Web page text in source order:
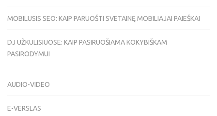
MOBILUSIS SEO: KAIP PARUOŠTI SVETAINĘ MOBILIAJAI PAIEŠKAI
DJ UŽKULISIUOSE: KAIP PASIRUOŠIAMA KOKYBIŠKAM
PASIRODYMUI
AUDIO-VIDEO
E-VERSLAS